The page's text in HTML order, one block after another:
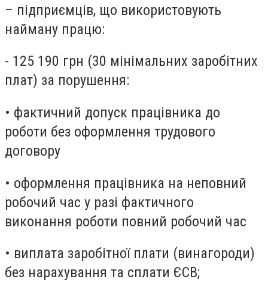
– підприємців, що використовують
найману працю:
- 125 190 грн (30 мінімальних заробітних
плат) за порушення:
• фактичний допуск працівника до
роботи без оформлення трудового
договору
• оформлення працівника на неповний
робочий час у разі фактичного
виконання роботи повний робочий час
• виплата заробітної плати (винагороди)
без нарахування та сплати ЄСВ;